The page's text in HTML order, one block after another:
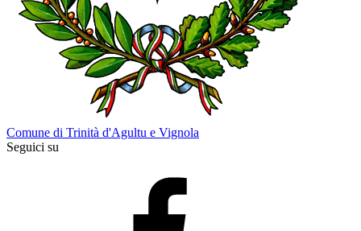
Comune di Trinità d'Agultu e Vignola
Seguici su